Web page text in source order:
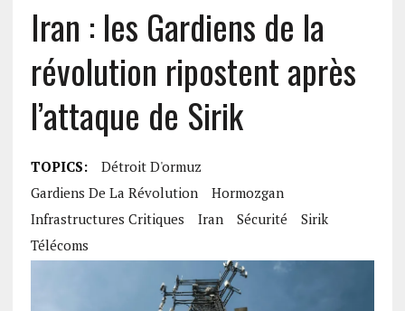
Iran : les Gardiens de la
révolution ripostent après
l’attaque de Sirik
TOPICS:
Détroit D'ormuz
Gardiens De La Révolution
Hormozgan
Infrastructures Critiques
Iran Sécurité
Sirik
Télécoms